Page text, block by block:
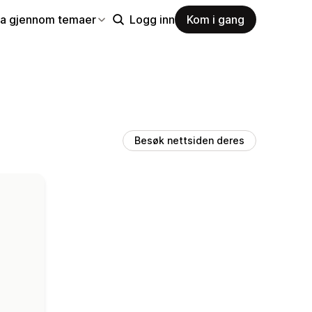
gjennom temaer Logg inn Kom i gang
Besøk nettsiden deres